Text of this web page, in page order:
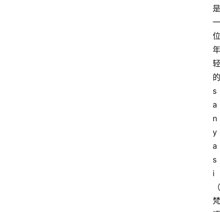
是
一
位
年
轻
的
s
a
n
y
a
s
i
（
梵